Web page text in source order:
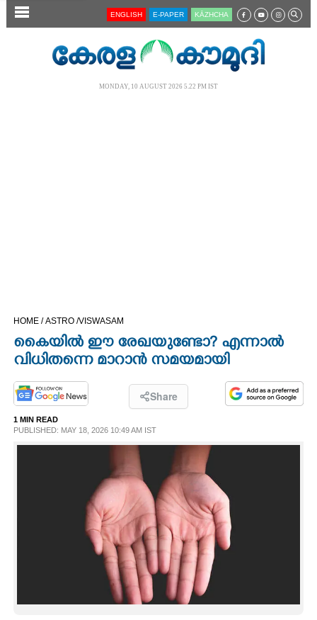
SECTIONS ENGLISH E-PAPER KĀZHCHA
MONDAY, 10 AUGUST 2026 5.22 PM IST
HOME /ASTRO /VISWASAM
കെെയിൽ ഈ രേഖയുണ്ടോ? എന്നാൽ
വിധിതന്നെ മാറാൻ സമയമായി
Share
1 MIN READ
PUBLISHED: MAY 18, 2026 10:49 AM IST